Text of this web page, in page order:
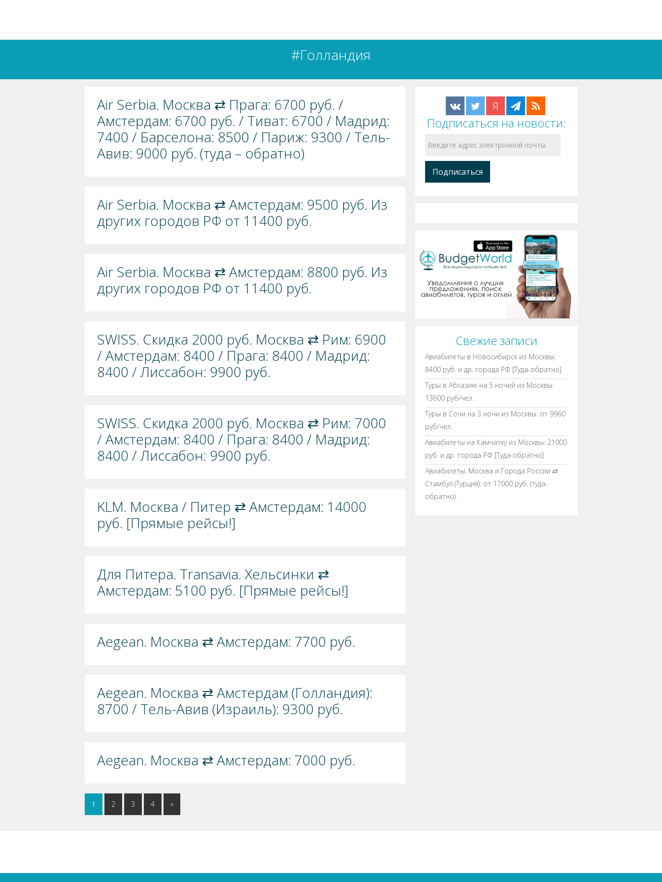
#Голландия
Air Serbia. Москва ⇄ Прага: 6700 руб. /
Амстердам: 6700 руб. / Тиват: 6700 / Мадрид:
7400 / Барселона: 8500 / Париж: 9300 / Тель-
Авив: 9000 руб. (туда – обратно)
Air Serbia. Москва ⇄ Амстердам: 9500 руб. Из
других городов РФ от 11400 руб.
Air Serbia. Москва ⇄ Амстердам: 8800 руб. Из
других городов РФ от 11400 руб.
SWISS. Скидка 2000 руб. Москва ⇄ Рим: 6900
/ Амстердам: 8400 / Прага: 8400 / Мадрид:
8400 / Лиссабон: 9900 руб.
SWISS. Скидка 2000 руб. Москва ⇄ Рим: 7000
/ Амстердам: 8400 / Прага: 8400 / Мадрид:
8400 / Лиссабон: 9900 руб.
KLM. Москва / Питер ⇄ Амстердам: 14000
руб. [Прямые рейсы!]
Для Питера. Transavia. Хельсинки ⇄
Амстердам: 5100 руб. [Прямые рейсы!]
Aegean. Москва ⇄ Амстердам: 7700 руб.
Aegean. Москва ⇄ Амстердам (Голландия):
8700 / Тель-Авив (Израиль): 9300 руб.
Aegean. Москва ⇄ Амстердам: 7000 руб.
1 2 3 4 »
Я
Подписаться на новости:
Свежие записи
Авиабилеты в Новосибирск из Москвы:
8400 руб. и др. города РФ [Туда-обратно]
Туры в Абхазию на 5 ночей из Москвы:
13600 руб/чел.
Туры в Сочи на 3 ночи из Москвы: от 9960
руб/чел.
Авиабилеты на Камчатку из Москвы: 21000
руб. и др. города РФ [Туда-обратно]
Авиабилеты. Москва и Города России ⇄
Стамбул (Турция): от 17000 руб. (туда-
обратно).